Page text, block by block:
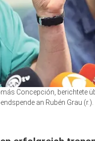
Concepción, berichtete
an Rubén Grau